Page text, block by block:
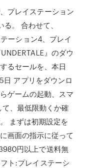
プレイステーション
。 合わせて、
ーション4、プレイ
』のダウ
るセールを、本日
日 アプリをダウンロ
ゲームの起動、スマ
、最低限動くか確
まずは初期設定を
画面の指示に従って
円以上で送料無
ト:プレイステーシ